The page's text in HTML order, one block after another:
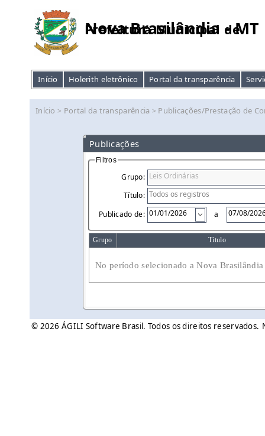
Prefeitura Municipal de
Nova Brasilândia - MT
Início Holerith eletrônico Portal da transparência
Início > Portal da transparência > Publicações/Prestação de
Publicações
Filtros
Grupo:
Título:
Publicado de:
a
Grupo Título
No período selecionado a Nova
© 2026 ÁGILI Software Brasil. Todos os direitos reservados.